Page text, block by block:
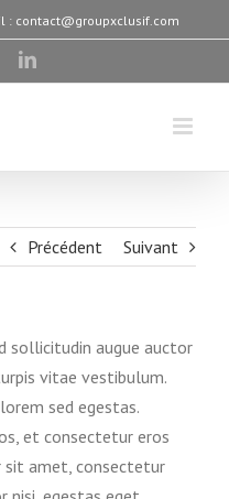
: contact@groupxclusif.com
linkedin
Précédent Suivant
sollicitudin augue auctor
vitae vestibulum.
sed egestas.
et consectetur eros
sit amet, consectetur